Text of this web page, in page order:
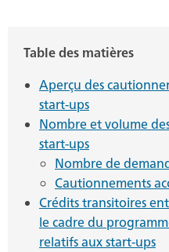
Table des matières
Aperçu des
start-ups
Nombre et volume
start-ups
Nombre de
Cautionnements
Crédits transitoires
le cadre du
relatifs aux start-ups